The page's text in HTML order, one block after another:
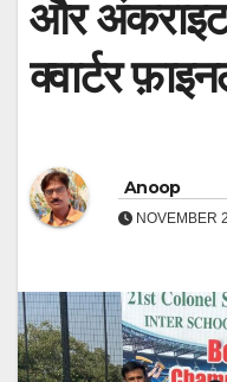
और अंकराइट
क्वार्टर
Anoop
NOVEMBER